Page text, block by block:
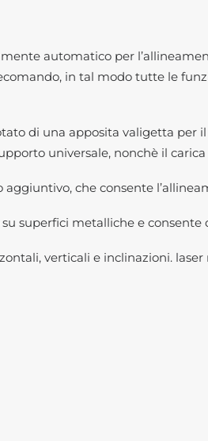
automatico per
in tal modo tutte le
di una apposita valigetta per il
universale, nonchè il
che consente
superfici metalliche e
verticali e inclinazioni.